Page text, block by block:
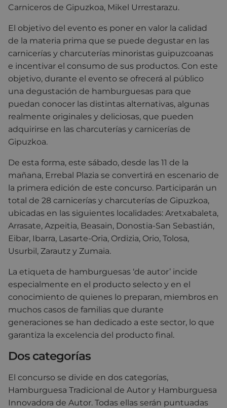
Carniceros de Gipuzkoa, Mikel Urrestarazu.
El objetivo del evento es poner en valor la calidad
de la materia prima que se puede degustar en las
carnicerías y charcuterías minoristas guipuzcoanas
e incentivar el consumo de sus productos. Con este
objetivo, durante el evento se ofrecerá al público
una degustación de hamburguesas para que
puedan conocer las distintas alternativas, algunas
realmente originales y deliciosas, que pueden
adquirirse en las charcuterías y carnicerías de
Gipuzkoa.
De esta forma, este sábado, desde las 11 de la
mañana, Errebal Plazia se convertirá en escenario de
la primera edición de este concurso. Participarán un
total de 28 carnicerías y charcuterías de Gipuzkoa,
ubicadas en las siguientes localidades: Aretxabaleta,
Arrasate, Azpeitia, Beasain, Donostia-San Sebastián,
Eibar, Ibarra, Lasarte-Oria, Ordizia, Orio, Tolosa,
Usurbil, Zarautz y Zumaia.
La etiqueta de hamburguesas ‘de autor’ incide
especialmente en el producto selecto y en el
conocimiento de quienes lo preparan, miembros en
muchos casos de familias que durante
generaciones se han dedicado a este sector, lo que
garantiza la excelencia del producto final.
Dos categorías
El concurso se divide en dos categorías,
Hamburguesa Tradicional de Autor y Hamburguesa
Innovadora de Autor. Todas ellas serán puntuadas